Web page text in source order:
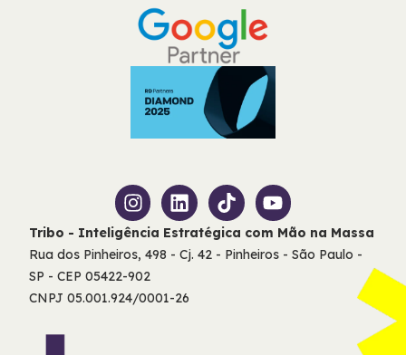
Tribo - Inteligência Estratégica com Mão na Massa
Rua dos Pinheiros, 498 - Cj. 42 - Pinheiros - São Paulo -
SP - CEP 05422-902
CNPJ 05.001.924/0001-26